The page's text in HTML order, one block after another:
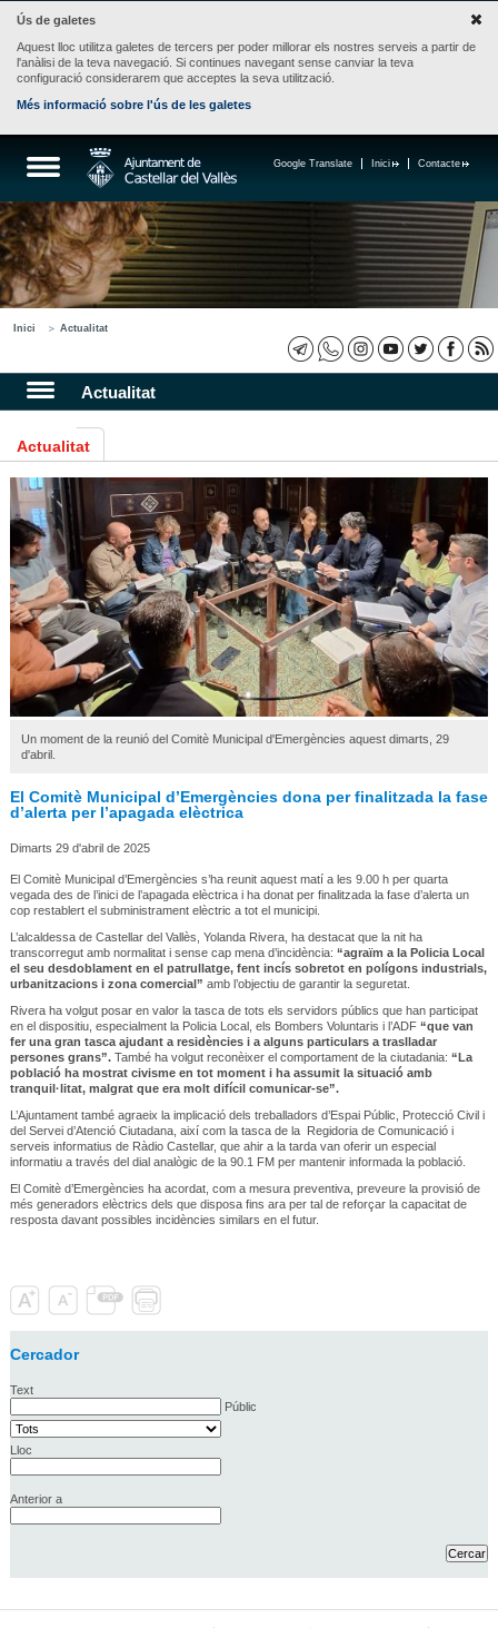
Ús de galetes
Aquest lloc utilitza galetes de tercers per poder millorar els nostres serveis a partir de
l'anàlisi de la teva navegació. Si continues navegant sense canviar la teva
configuració considerarem que acceptes la seva utilització.
Més informació sobre l'ús de les galetes
Contacte
Inici
Google Translate
Inici Actualitat
Actualitat
Actualitat
Un moment de la reunió del Comitè Municipal d'Emergències aquest dimarts, 29
d'abril.
El Comitè Municipal d’Emergències dona per finalitzada la fase
d’alerta per l’apagada elèctrica
Dimarts 29 d'abril de 2025
El Comitè Municipal d’Emergències s’ha reunit aquest matí a les 9.00 h per quarta
vegada des de l’inici de l’apagada elèctrica i ha donat per finalitzada la fase d’alerta un
cop restablert el subministrament elèctric a tot el municipi.
L’alcaldessa de Castellar del Vallès, Yolanda Rivera, ha destacat que la nit ha
transcorregut amb normalitat i sense cap mena d’incidència: “agraïm a la Policia Local
el seu desdoblament en el patrullatge, fent incís sobretot en polígons industrials,
urbanitzacions i zona comercial” amb l’objectiu de garantir la seguretat.
Rivera ha volgut posar en valor la tasca de tots els servidors públics que han participat
en el dispositiu, especialment la Policia Local, els Bombers Voluntaris i l’ADF “que van
fer una gran tasca ajudant a residències i a alguns particulars a traslladar
persones grans”. També ha volgut reconèixer el comportament de la ciutadania: “La
població ha mostrat civisme en tot moment i ha assumit la situació amb
tranquil·litat, malgrat que era molt difícil comunicar-se”.
L’Ajuntament també agraeix la implicació dels treballadors d’Espai Públic, Protecció Civil i
del Servei d’Atenció Ciutadana, així com la tasca de la Regidoria de Comunicació i
serveis informatius de Ràdio Castellar, que ahir a la tarda van oferir un especial
informatiu a través del dial analògic de la 90.1 FM per mantenir informada la població.
El Comitè d’Emergències ha acordat, com a mesura preventiva, preveure la provisió de
més generadors elèctrics dels que disposa fins ara per tal de reforçar la capacitat de
resposta davant possibles incidències similars en el futur.
Cercador
Text
Públic
Lloc
Anterior a